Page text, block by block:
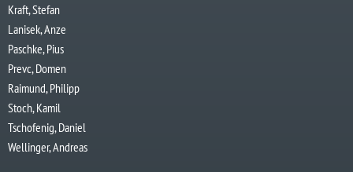
Kraft, Stefan
Lanisek, Anze
Paschke, Pius
Prevc, Domen
Raimund, Philipp
Stoch, Kamil
Tschofenig, Daniel
Wellinger, Andreas